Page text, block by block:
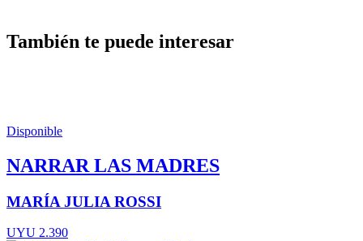
También te puede interesar
Disponible
NARRAR LAS MADRES
MARÍA JULIA ROSSI
UYU 2.390